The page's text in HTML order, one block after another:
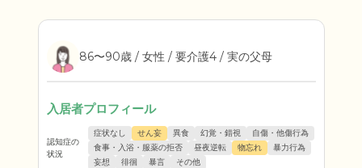
86〜90歳 / 女性 / 要介護4 / 実の父母
入居者プロフィール
認知症の
状況
症状なし せん妄 異食 幻覚・錯視
自傷・他傷行為
食事・入浴・服薬の拒否
昼夜逆転 物忘れ
暴力行為
妄想
徘徊 暴言 その他